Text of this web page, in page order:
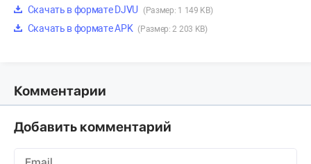
Скачать в формате DJVU (Размер: 1 149 KB)
Скачать в формате APK (Размер: 2 203 KB)
Комментарии
Добавить комментарий